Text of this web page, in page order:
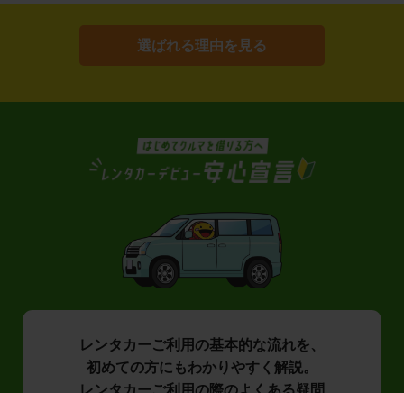
選ばれる理由を見る
レンタカーご利用の基本的な流れを、
初めての方にもわかりやすく解説。
レンタカーご利用の際のよくある疑問